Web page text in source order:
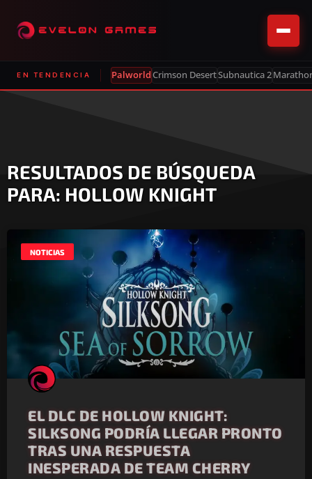
EN TENDENCIA PalworldCrimson DesertSubnautica 2
RESULTADOS DE BÚSQUEDA
PARA: HOLLOW KNIGHT
NOTICIAS
EL DLC DE HOLLOW KNIGHT:
SILKSONG PODRÍA LLEGAR PRONTO
TRAS UNA RESPUESTA
INESPERADA DE TEAM CHERRY